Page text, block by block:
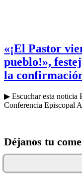
«¡El Pastor
pueblo!»,
la
▶ Escuchar esta noticia
Conferencia Episcopal
Déjanos tu